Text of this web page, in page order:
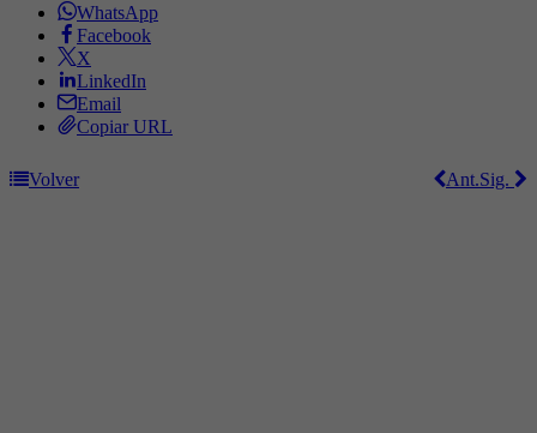
WhatsApp
Facebook
X
LinkedIn
Email
Copiar URL
Volver Sig.
Ant.